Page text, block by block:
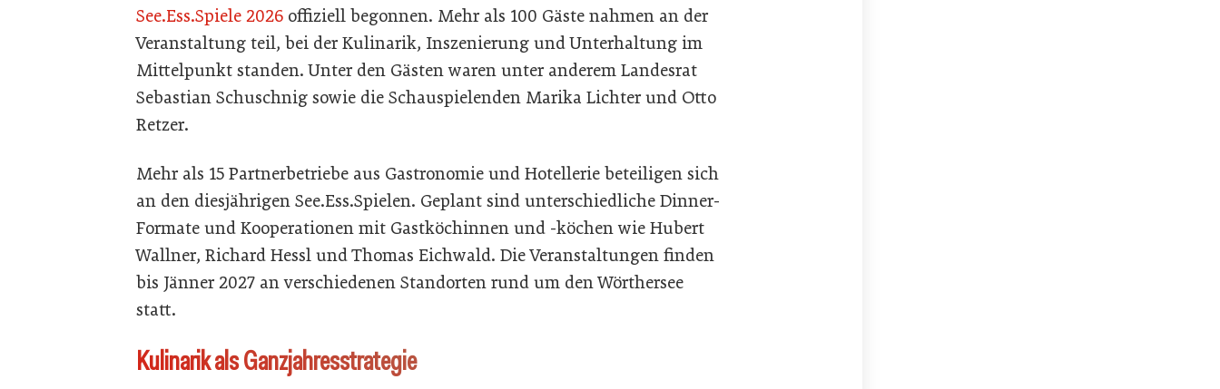
See.Ess.Spiele 2026 offiziell begonnen. Mehr als 100 Gäste nahmen an der
Veranstaltung teil, bei der Kulinarik, Inszenierung und Unterhaltung im
Mittelpunkt standen. Unter den Gästen waren unter anderem Landesrat
Sebastian Schuschnig sowie die Schauspielenden Marika Lichter und Otto
Retzer.
Mehr als 15 Partnerbetriebe aus Gastronomie und Hotellerie beteiligen sich
an den diesjährigen See.Ess.Spielen. Geplant sind unterschiedliche Dinner-
Formate und Kooperationen mit Gastköchinnen und -köchen wie Hubert
Wallner, Richard Hessl und Thomas Eichwald. Die Veranstaltungen finden
bis Jänner 2027 an verschiedenen Standorten rund um den Wörthersee
statt.
Kulinarik als Ganzjahresstrategie